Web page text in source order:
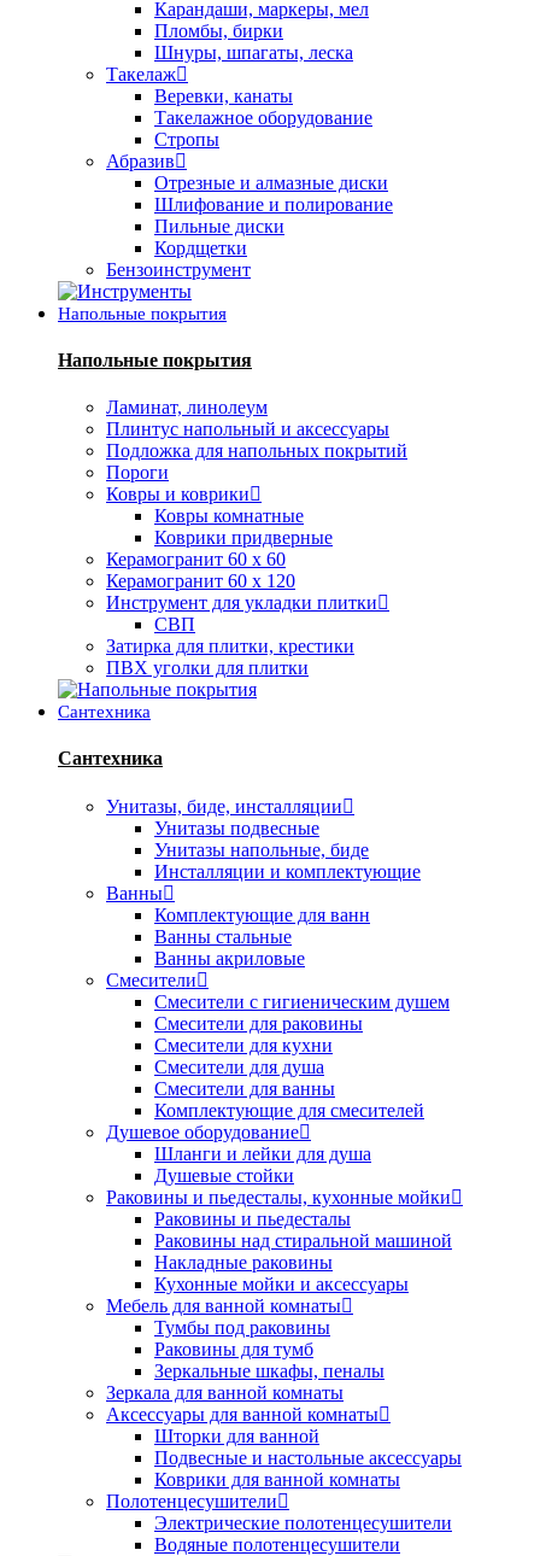
Карандаши, маркеры, мел
Пломбы, бирки
Шнуры, шпагаты, леска
Такелаж
Веревки, канаты
Такелажное оборудование
Стропы
Абразив
Отрезные и алмазные диски
Шлифование и полирование
Пильные диски
Кордщетки
Бензоинструмент
Напольные покрытия
Напольные покрытия
Ламинат, линолеум
Плинтус напольный и аксессуары
Подложка для напольных покрытий
Пороги
Ковры и коврики
Ковры комнатные
Коврики придверные
Керамогранит 60 х 60
Керамогранит 60 х 120
Инструмент для укладки плитки
СВП
Затирка для плитки, крестики
ПВХ уголки для плитки
Сантехника
Сантехника
Унитазы, биде, инсталляции
Унитазы подвесные
Унитазы напольные, биде
Инсталляции и комплектующие
Ванны
Комплектующие для ванн
Ванны стальные
Ванны акриловые
Смесители
Смесители с гигиеническим душем
Смесители для раковины
Смесители для кухни
Смесители для душа
Смесители для ванны
Комплектующие для смесителей
Душевое оборудование
Шланги и лейки для душа
Душевые стойки
Раковины и пьедесталы, кухонные мойки
Раковины и пьедесталы
Раковины над стиральной машиной
Накладные раковины
Кухонные мойки и аксессуары
Мебель для ванной комнаты
Тумбы под раковины
Раковины для тумб
Зеркальные шкафы, пеналы
Зеркала для ванной комнаты
Аксессуары для ванной комнаты
Шторки для ванной
Подвесные и настольные аксессуары
Коврики для ванной комнаты
Полотенцесушители
Электрические полотенцесушители
Водяные полотенцесушители